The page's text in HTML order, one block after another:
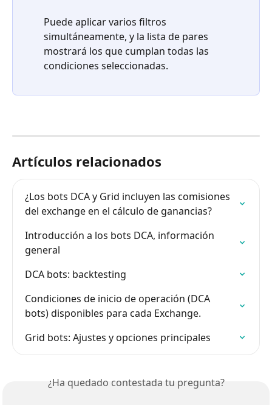
Puede aplicar varios filtros
simultáneamente, y la lista de pares
mostrará los que cumplan todas las
condiciones seleccionadas.
Artículos relacionados
¿Los bots DCA y Grid incluyen las comisiones
del exchange en el cálculo de ganancias?
Introducción a los bots DCA, información
general
DCA bots: backtesting
Condiciones de inicio de operación (DCA
bots) disponibles para cada Exchange.
Grid bots: Ajustes y opciones principales
¿Ha quedado contestada tu pregunta?